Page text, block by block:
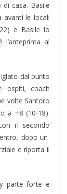
casa. Basile
avanti le locali
e Basile lo
al
dal punto
ospiti, coach
volte Santoro
a +8 (10-18).
il secondo
dopo un
e riporta il
parte forte e